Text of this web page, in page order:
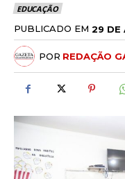
EDUCAÇÃO
PUBLICADO EM 29 DE
POR REDAÇÃO